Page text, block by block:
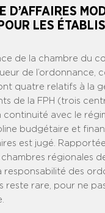
D’AFFAIRES
LES
de la chambre du
de l’ordonnance,
quatre relatifs à la
de la FPH (trois
continuité avec le
budgétaire et
est jugé.
régionales
responsabilité des
reste rare, pour ne